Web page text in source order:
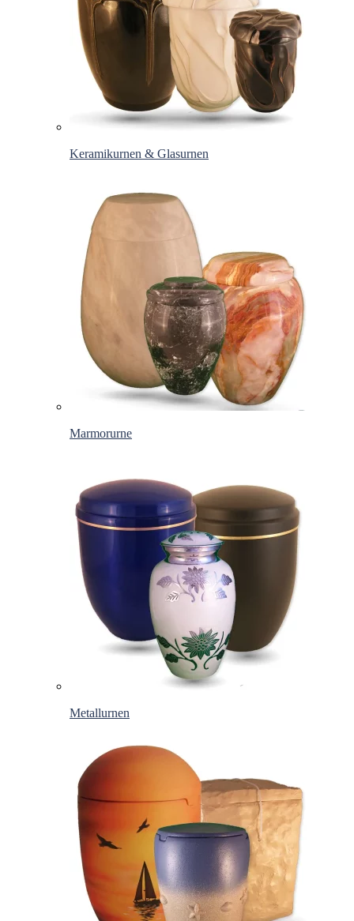
Keramikurnen & Glasurnen
Marmorurne
Metallurnen